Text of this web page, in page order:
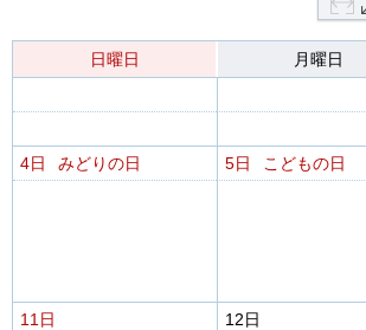
日曜日 月曜日
4日 みどりの日 5日 こどもの日
11日 12日